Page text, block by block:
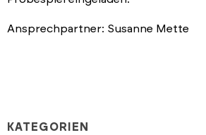
Ansprechpartner: Susanne Mette
KATEGORIEN